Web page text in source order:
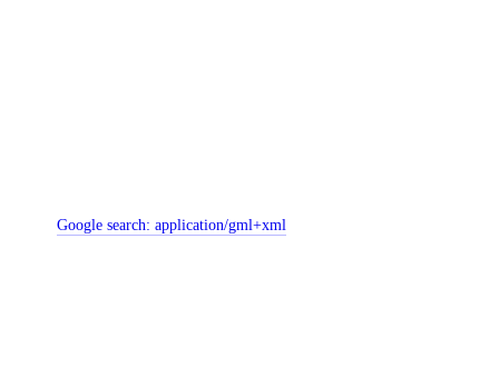
Google search:application/gml+xml